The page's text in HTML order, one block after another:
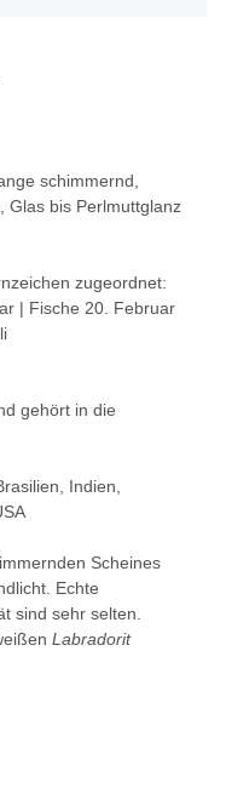
schimmernd,
Glas bis Perlmuttglanz
zugeordnet:
| Fische 20. Februar
gehört in die
Indien,
Scheines
Echte
sind sehr selten.
Labradorit